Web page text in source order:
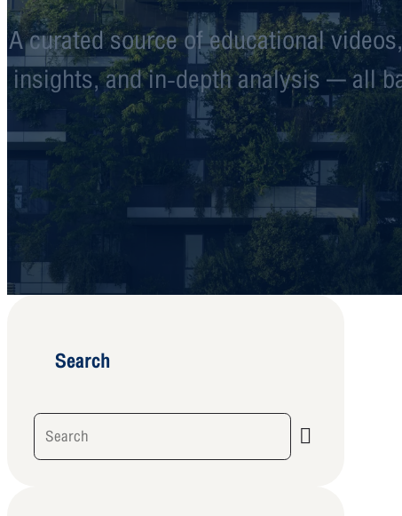
A curated source of educational
insights, and in-depth analysis — all
Search